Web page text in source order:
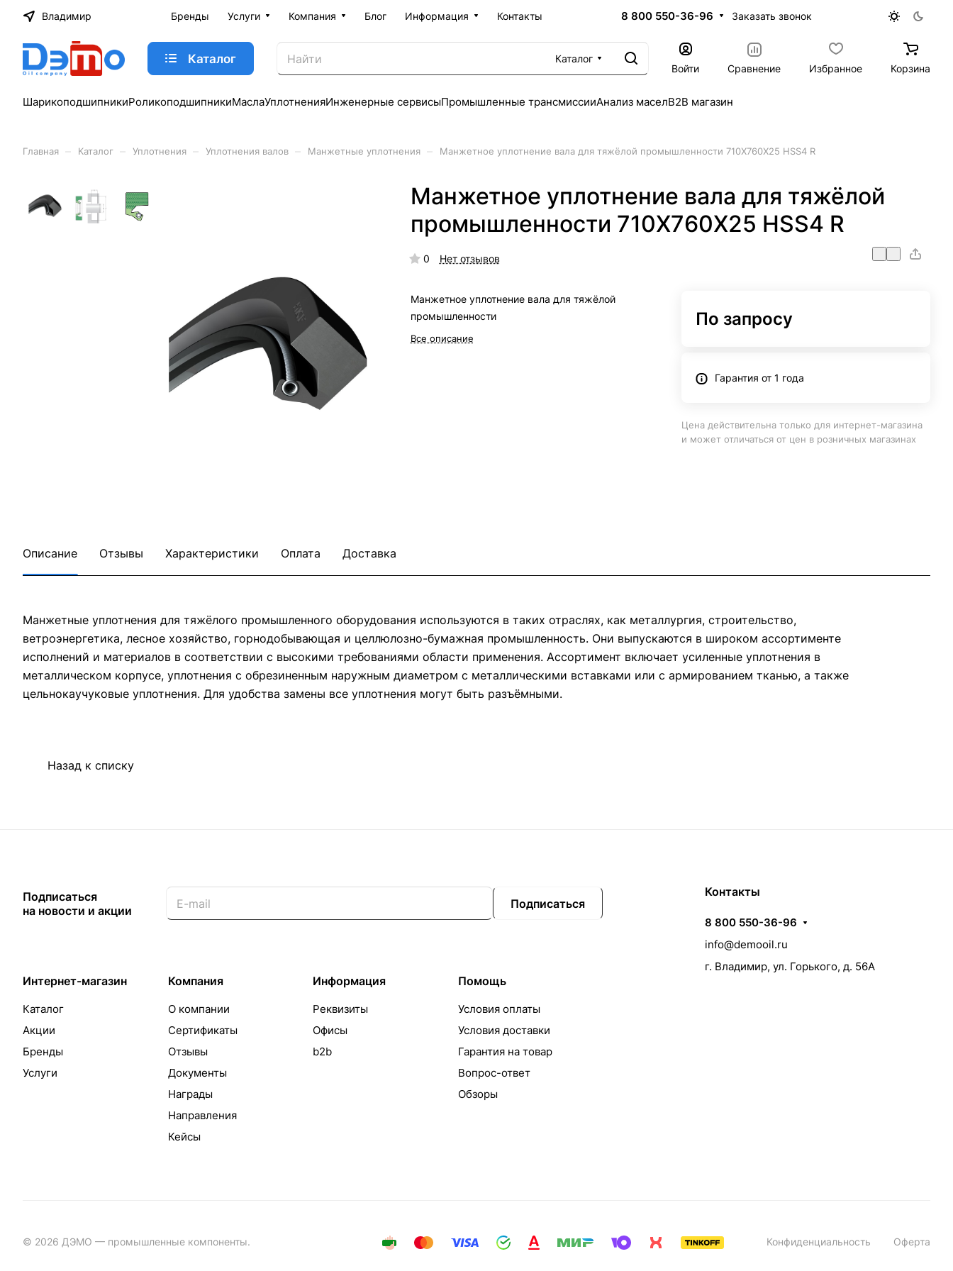
Владимир Бренды Услуги Компания Блог Информация Контакты 8 800 550-36-96 Заказать звонок
Каталог
Каталог
Войти
Сравнение Избранное Корзина
ШарикоподшипникиРоликоподшипникиМаслаУплотненияИнженерные сервисыПромышленные трансмиссииАнализ маселB2B магазин
Главная Каталог Уплотнения Уплотнения валов Манжетные уплотнения Манжетное уплотнение вала для тяжёлой промышленности 710X760X25 HSS4 R
Манжетное уплотнение вала для тяжёлой
промышленности 710X760X25 HSS4 R
0 Нет отзывов
Манжетное уплотнение вала для тяжёлой
промышленности
Все описание
По запросу
Гарантия от 1 года
Цена действительна только для интернет-магазина
и может отличаться от цен в розничных магазинах
Описание Отзывы Характеристики Оплата Доставка
Манжетные уплотнения для тяжёлого промышленного оборудования используются в таких отраслях, как металлургия, строительство,
ветроэнергетика, лесное хозяйство, горнодобывающая и целлюлозно-бумажная промышленность. Они выпускаются в широком ассортименте
исполнений и материалов в соответствии с высокими требованиями области применения. Ассортимент включает усиленные уплотнения в
металлическом корпусе, уплотнения с обрезиненным наружным диаметром с металлическими вставками или с армированием тканью, а также
цельнокаучуковые уплотнения. Для удобства замены все уплотнения могут быть разъёмными.
Назад к списку
Подписаться
на новости и акции
Подписаться
Интернет-магазин
Каталог
Акции
Бренды
Услуги
Компания
О компании
Сертификаты
Отзывы
Документы
Награды
Направления
Кейсы
Информация
Реквизиты
Офисы
b2b
Помощь
Условия оплаты
Условия доставки
Гарантия на товар
Вопрос-ответ
Обзоры
Контакты
8 800 550-36-96
info@demooil.ru
г. Владимир, ул. Горького, д. 56А
© 2026 ДЭМО — промышленные компоненты. Конфиденциальность Оферта